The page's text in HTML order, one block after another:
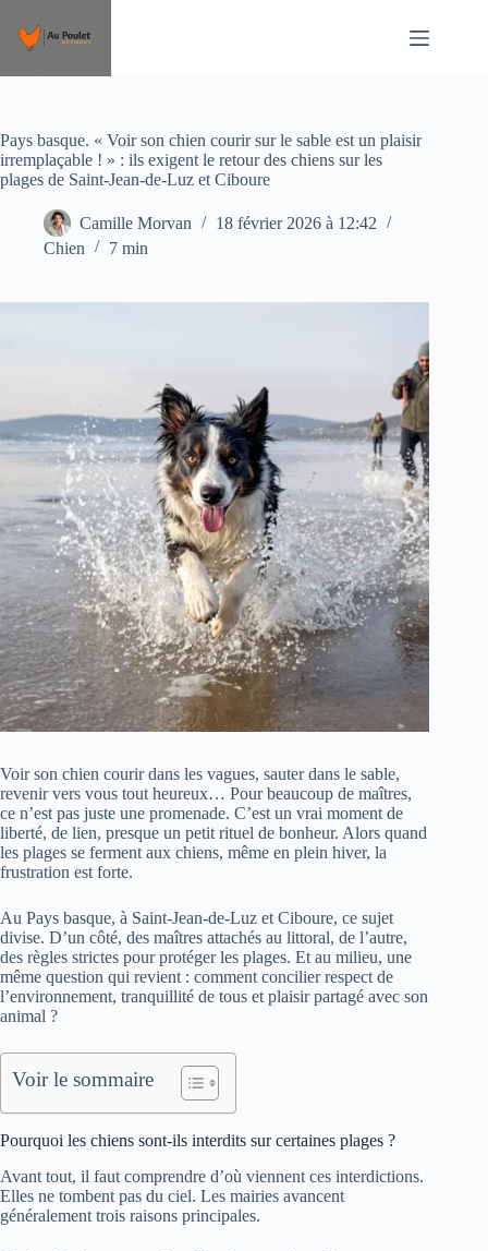
contenu
Pays basque. « Voir son chien courir sur le sable est un plaisir
irremplaçable ! » : ils exigent le retour des chiens sur les
plages de Saint-Jean-de-Luz et Ciboure
Camille Morvan
18 février 2026 à 12:42
Chien
7 min
Voir son chien courir dans les vagues, sauter dans le sable,
revenir vers vous tout heureux… Pour beaucoup de maîtres,
ce n’est pas juste une promenade. C’est un vrai moment de
liberté, de lien, presque un petit rituel de bonheur. Alors quand
les plages se ferment aux chiens, même en plein hiver, la
frustration est forte.
Au Pays basque, à Saint-Jean-de-Luz et Ciboure, ce sujet
divise. D’un côté, des maîtres attachés au littoral, de l’autre,
des règles strictes pour protéger les plages. Et au milieu, une
même question qui revient : comment concilier respect de
l’environnement, tranquillité de tous et plaisir partagé avec son
animal ?
Voir le sommaire
Pourquoi les chiens sont-ils interdits sur certaines plages ?
Avant tout, il faut comprendre d’où viennent ces interdictions.
Elles ne tombent pas du ciel. Les mairies avancent
généralement trois raisons principales.